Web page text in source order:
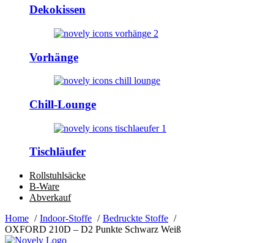
Dekokissen
Vorhänge
Chill-Lounge
Tischläufer
Rollstuhlsäcke
B-Ware
Abverkauf
Home
Indoor-Stoffe
Bedruckte Stoffe
OXFORD 210D – D2 Punkte Schwarz Weiß